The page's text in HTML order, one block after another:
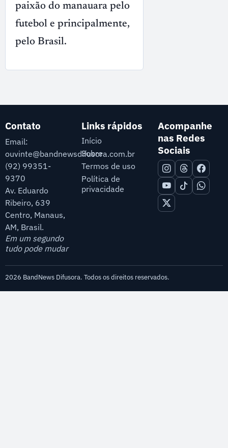
paixão do manauara pelo
futebol e principalmente,
pelo Brasil.
Contato
Email:
ouvinte@bandnewsdifusora.com.br
(92) 99351-
9370
Av. Eduardo
Ribeiro, 639
Centro, Manaus,
AM, Brasil.
Em um segundo
tudo pode mudar
Links rápidos
Início
Sobre
Termos de uso
Política de
privacidade
Acompanhe
nas Redes
Sociais
2026 BandNews Difusora. Todos os direitos reservados.